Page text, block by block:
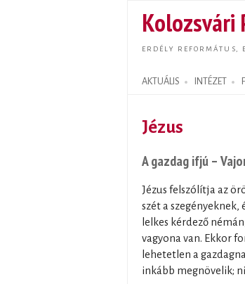
ERDÉLY REFORMÁTUS,
AKTUÁLIS INTÉZET
Search form
Jézus
A gazdag ifjú –
Jézus felszólítja az
szét a szegényeknek,
lelkes kérdező
vagyona van. Ekkor
lehetetlen a
inkább megnövelik;